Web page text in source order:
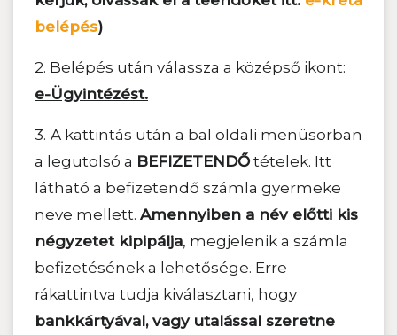
belépés)
2. Belépés után válassza a középső ikont:
e-Ügyintézést.
3. A kattintás után a bal oldali menüsorban
a legutolsó a BEFIZETENDŐtételek. Itt
látható a befizetendő számla gyermeke
neve mellett. Amennyiben a név előtti kis
négyzetet kipipálja, megjelenik a számla
befizetésének a lehetősége. Erre
rákattintva tudja kiválasztani, hogy
bankkártyával, vagy utalással szeretne